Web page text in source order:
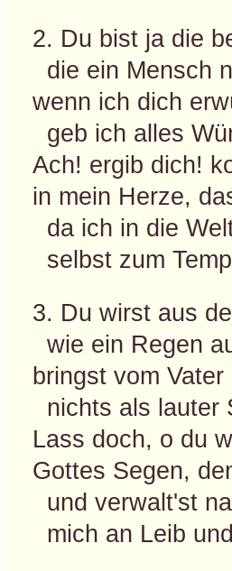
2. Du bist ja die
die ein Mensch
wenn ich dich
geb ich alles
Ach! ergib dich!
in mein Herze,
da ich in die
selbst zum
3. Du wirst aus
wie ein Regen
bringst vom
nichts als lauter
Lass doch, o du
Gottes Segen,
und verwalt'st
mich an Leib